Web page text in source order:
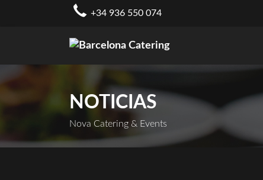
+34 936 550 074
NOTICIAS
Nova Catering & Events